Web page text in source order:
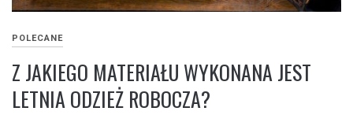
POLECANE
Z JAKIEGO MATERIAŁU WYKONANA JEST
LETNIA ODZIEŻ ROBOCZA?